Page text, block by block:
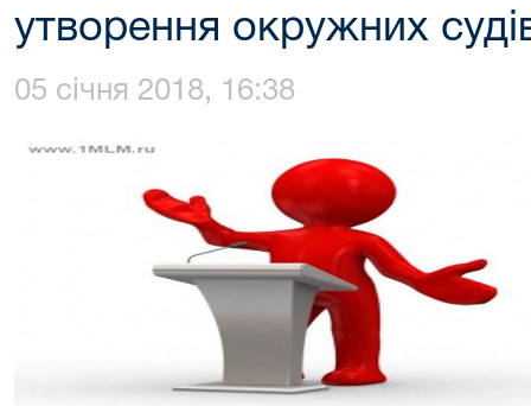
утворення окружних
05 січня 2018, 16:38